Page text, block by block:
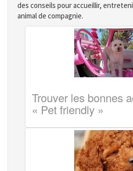
des conseils pour accueillir,
animal de compagnie.
Trouver les bonnes
« Pet friendly »